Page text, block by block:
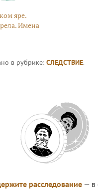
яре.
Имена
в рубрике:СЛЕДСТВИЕ.
расследование — в